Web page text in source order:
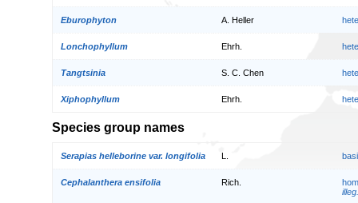
Eburophyton A. Heller
Lonchophyllum Ehrh.
Tangtsinia S. C. Chen
Xiphophyllum Ehrh.
Species group names
Serapias helleborine var. longifolia L.
Cephalanthera ensifolia Rich.
illeg.